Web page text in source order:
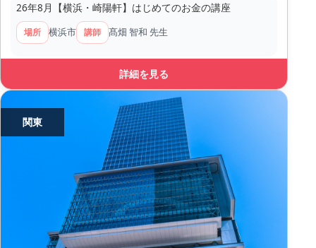
26年8月【横浜・崎陽軒】はじめてのお金の講座
場所 横浜市 講師 髙畑 智和 先生
詳細を見る
関東